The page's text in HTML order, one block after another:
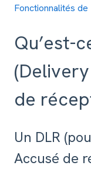
Fonctionnalités de
Qu’est-
de
Un DLR
Accusé de